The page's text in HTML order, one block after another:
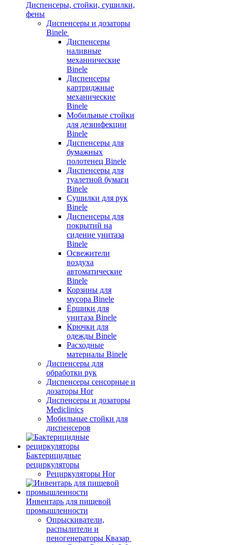
Диспенсеры, стойки, сушилки,
фены
Диспенсеры и дозаторы
Binele
Диспенсеры
наливные
механнические
Binele
Диспенсеры
картриджные
механические
Binele
Мобильные стойки
для дезинфекции
Binele
Диспенсеры для
бумажных
полотенец Binele
Диспенсеры для
туалетной бумаги
Binele
Сушилки для рук
Binele
Диспенсеры для
покрытий на
сидение унитаза
Binele
Освежители
воздуха
автоматические
Binele
Корзины для
мусора Binele
Ёршики для
унитаза Binele
Крючки для
одежды Binele
Расходные
материалы Binele
Диспенсеры для
обработки рук
Диспенсеры сенсорные и
дозаторы Hor
Диспенсеры и дозаторы
Mediclinics
Мобильные стойки для
диспенсеров
Бактерицидные
рециркуляторы
Рециркуляторы Hor
Инвентарь для пищевой
промышленности
Опрыскиватели,
распылители и
пеногенераторы Квазар